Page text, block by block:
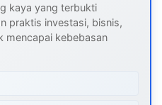
kaya yang terbukti
praktis investasi, bisnis,
mencapai kebebasan